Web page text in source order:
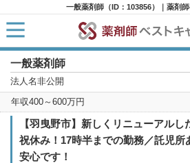
一般薬剤師（ID：103856）｜薬剤
一般薬剤師
法人名非公開
年収400～600万円
【羽曳野市】新しくリニューアル
祝休み！17時半までの勤務／託児所
安心です！
HOME
求人検索
新着求人
求人ランキング
キャリアアドバイザー紹介
コラム
転職支援サービスに申し込む